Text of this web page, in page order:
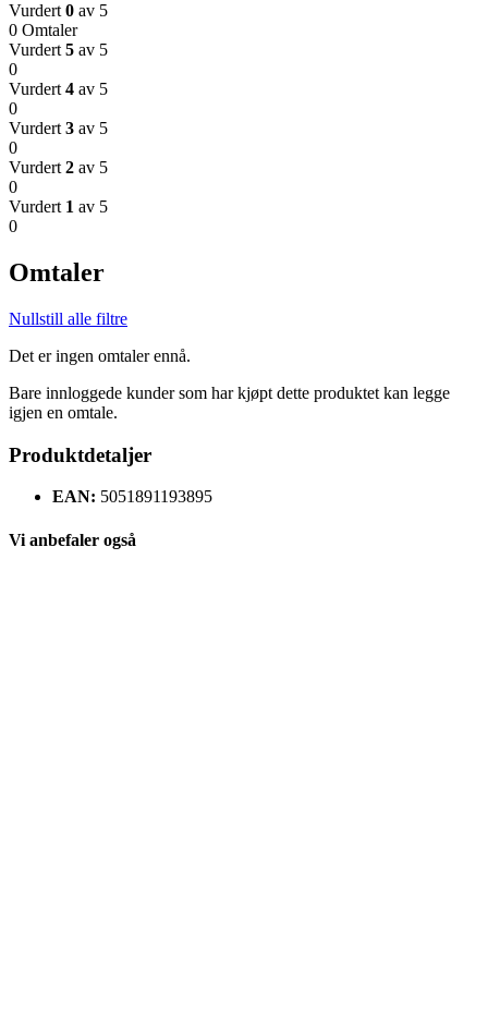
Vurdert 0 av 5
0 Omtaler
Vurdert 5 av 5
0
Vurdert 4 av 5
0
Vurdert 3 av 5
0
Vurdert 2 av 5
0
Vurdert 1 av 5
0
Omtaler
Nullstill alle filtre
Det er ingen omtaler ennå.
Bare innloggede kunder som har kjøpt dette produktet kan legge
igjen en omtale.
Produktdetaljer
EAN: 5051891193895
Vi anbefaler også